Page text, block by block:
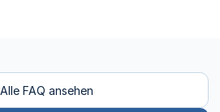
Alle FAQ ansehen